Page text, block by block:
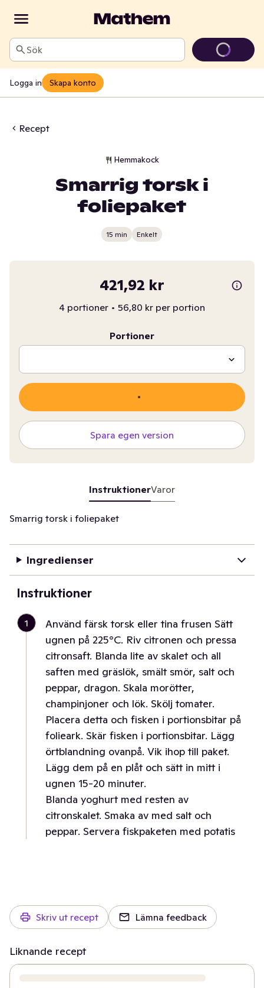
Sök
Logga in Skapa konto
Recept
Hemmakock
Smarrig torsk i
foliepaket
15 min Enkelt
421,92 kr
4 portioner • 56,80 kr per portion
Portioner
Spara egen version
InstruktionerVaror
Smarrig torsk i foliepaket
Ingredienser
Instruktioner
1
Använd färsk torsk eller tina frusen Sätt
ugnen på 225°C. Riv citronen och pressa
citronsaft. Blanda lite av skalet och all
saften med gräslök, smält smör, salt och
peppar, dragon. Skala morötter,
champinjoner och lök. Skölj tomater.
Placera detta och fisken i portionsbitar på
folieark. Skär fisken i portionsbitar. Lägg
örtblandning ovanpå. Vik ihop till paket.
Lägg dem på en plåt och sätt in mitt i
ugnen 15-20 minuter.
Blanda yoghurt med resten av
citronskalet. Smaka av med salt och
peppar. Servera fiskpaketen med potatis
Skriv ut recept Lämna feedback
Liknande recept